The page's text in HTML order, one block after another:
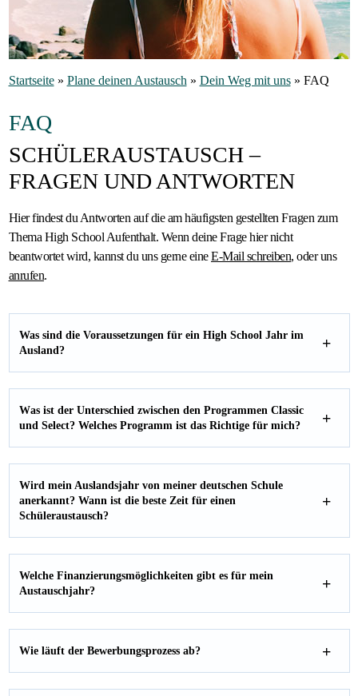
Preise
Gastfamilie
werden
Startseite» Plane deinen Austausch» Dein Weg mit uns» FAQ
FAQ
SCHÜLERAUSTAUSCH –
FRAGEN UND ANTWORTEN
Hier findest du Antworten auf die am häufigsten gestellten Fragen zum
Thema High School Aufenthalt. Wenn deine Frage hier nicht
beantwortet wird, kannst du uns gerne eineE-Mail schreiben, oder uns
anrufen.
Was sind die Voraussetzungen für ein High School Jahr im
Ausland?
Was ist der Unterschied zwischen den Programmen Classic
und Select? Welches Programm ist das Richtige für mich?
Wird mein Auslandsjahr von meiner deutschen Schule
anerkannt? Wann ist die beste Zeit für einen
Schüleraustausch?
Welche Finanzierungsmöglichkeiten gibt es für mein
Austauschjahr?
Wie läuft der Bewerbungsprozess ab?